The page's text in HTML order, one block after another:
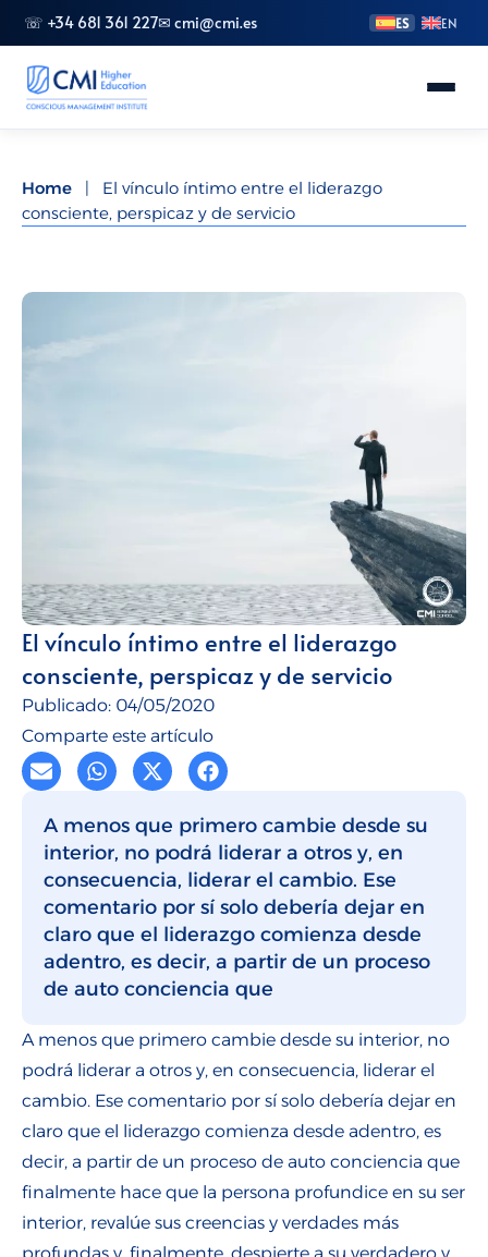
☏ +34 681 361 227✉ cmi@cmi.es ES EN
Másteres
Home |
El vínculo íntimo entre el liderazgo
consciente, perspicaz y de servicio
El vínculo íntimo entre el liderazgo
consciente, perspicaz y de servicio
Publicado: 04/05/2020
Comparte este artículo
A menos que primero cambie desde su
interior, no podrá liderar a otros y, en
consecuencia, liderar el cambio. Ese
comentario por sí solo debería dejar en
claro que el liderazgo comienza desde
adentro, es decir, a partir de un proceso
de auto conciencia que
A menos que primero cambie desde su interior, no
podrá liderar a otros y, en consecuencia, liderar el
cambio. Ese comentario por sí solo debería dejar en
claro que el liderazgo comienza desde adentro, es
decir, a partir de un proceso de auto conciencia que
finalmente hace que la persona profundice en su ser
interior, revalúe sus creencias y verdades más